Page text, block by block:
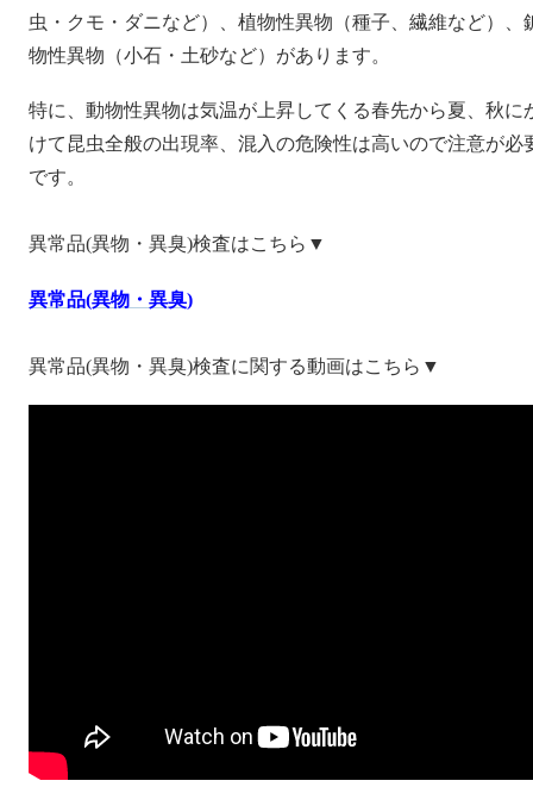
虫・クモ・ダニなど）、植物性異物（種子、繊維など）、
物性異物（小石・土砂など）があります。
特に、動物性異物は気温が上昇してくる春先から夏、秋に
けて昆虫全般の出現率、混入の危険性は高いので注意が必
です。
異常品(異物・異臭)検査はこちら▼
異常品(異物・異臭)
異常品(異物・異臭)検査に関する動画はこちら▼